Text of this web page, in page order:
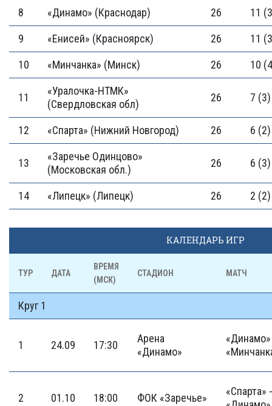
8 «Динамо» (Краснодар) 26 11
9 «Енисей» (Красноярск) 26 11
10 «Минчанка» (Минск) 26 10
11
«Уралочка-НТМК»
(Свердловская обл)
26 7 (3)
12 «Спарта» (Нижний Новгород) 26 6 (2)
13
«Заречье Одинцово»
(Московская обл.)
26 6 (3)
14 «Липецк» (Липецк) 26 2 (2)
КАЛЕНДАРЬ ИГР
ТУР ДАТА
ВРЕМЯ
(МСК)
СТАДИОН МАТЧ
Круг 1
1 24.09 17:30
Арена
«Динамо»
2 01.10 18:00 ФОК «Заречье»
«Спарта» -